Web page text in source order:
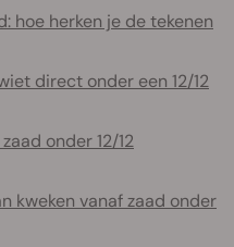
hoe herken je de tekenen
direct onder een 12/12
onder 12/12
kweken vanaf zaad onder